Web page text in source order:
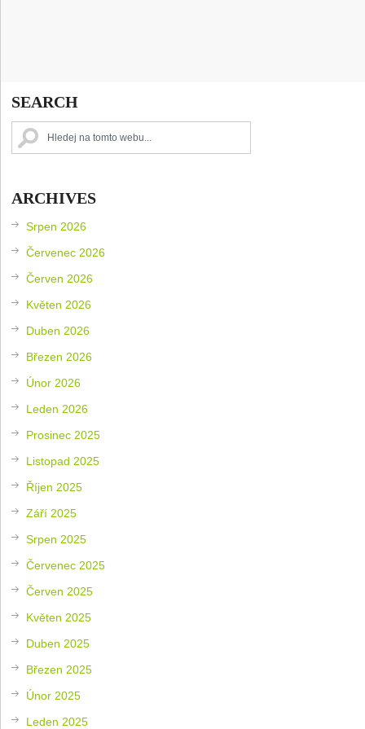
SEARCH
ARCHIVES
Srpen 2026
Červenec 2026
Červen 2026
Květen 2026
Duben 2026
Březen 2026
Únor 2026
Leden 2026
Prosinec 2025
Listopad 2025
Říjen 2025
Září 2025
Srpen 2025
Červenec 2025
Červen 2025
Květen 2025
Duben 2025
Březen 2025
Únor 2025
Leden 2025